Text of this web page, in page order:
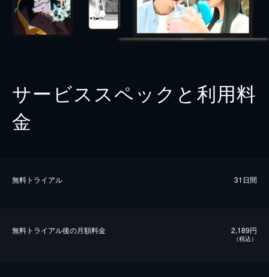
サービススペックと利用料
金
無料トライアル 31日間
無料トライアル後の⽉額料金 2,189円
（税込）